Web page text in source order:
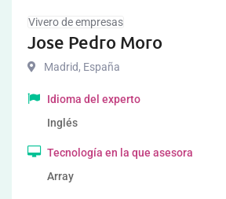
Vivero de empresas
Jose Pedro Moro
Madrid, España
Idioma del experto
Inglés
Tecnología en la que asesora
Array